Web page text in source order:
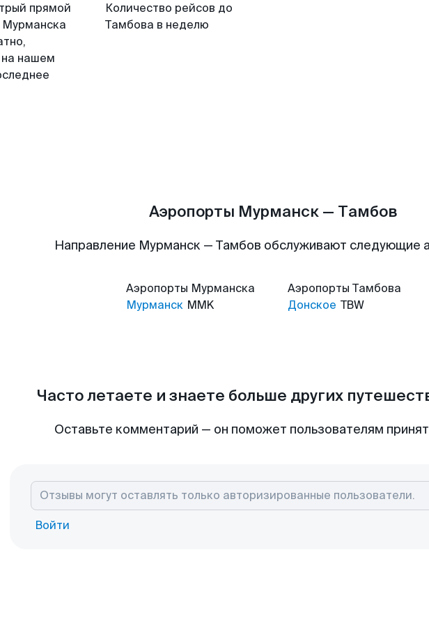
прямой
Мурманска
нашем
Количество рейсов до
Тамбова в неделю
Аэропорты Мурманск — Тамбов
Направление Мурманск — Тамбов обслуживают следующие
Аэропорты Мурманска
Мурманск MMK
Аэропорты Тамбова
Донское TBW
Часто летаете и знаете больше других
Оставьте комментарий — он поможет пользователям
Войти